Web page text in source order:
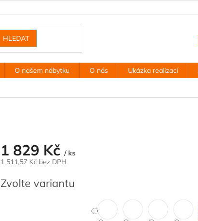
HLEDAT
O našem nábytku O nás Ukázka realizací
1 829 Kč / ks
1 511,57 Kč bez DPH
cena:
Zvolte variantu